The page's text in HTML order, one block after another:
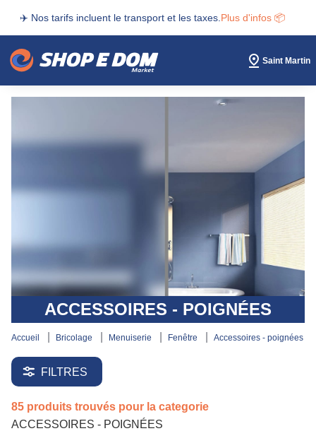
✈️ Nos tarifs incluent le transport et les taxes. Plus d'infos 📦
Saint Martin
ACCESSOIRES - POIGNÉES
accueil bricolage menuiserie fenêtre accessoires - poignées
FILTRES
85 produits trouvés pour la categorie
ACCESSOIRES - POIGNÉES